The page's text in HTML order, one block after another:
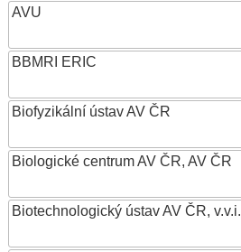
AVU
BBMRI ERIC
Biofyzikální ústav AV ČR
Biologické centrum AV ČR, AV ČR
Biotechnologický ústav AV ČR, v.v.i.